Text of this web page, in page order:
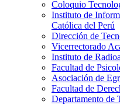
Coloquio
Instituto de
Católica del Perú
Dirección de
Vicerrectorado
Instituto de
Facultad de
Asociación de
Facultad de
Departamento de